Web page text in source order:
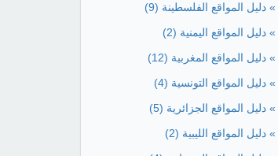
» دليل المواقع الفلسطينة (9)
» دليل المواقع اليمنية (2)
» دليل المواقع المغربية (12)
» دليل المواقع التونسية (4)
» دليل المواقع الجزائرية (5)
» دليل المواقع الليبية (2)